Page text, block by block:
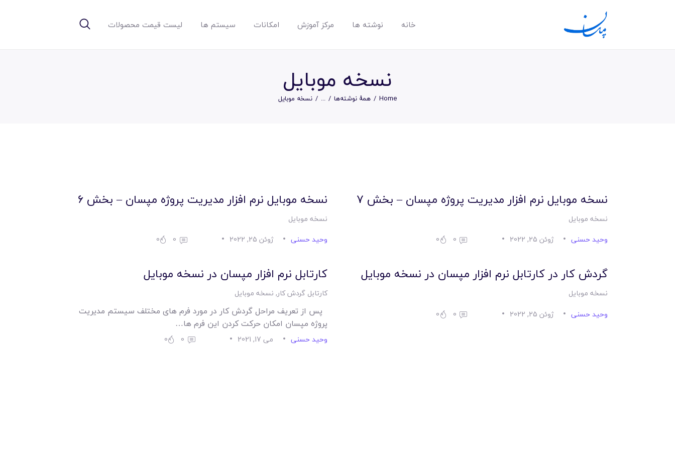
خانه نوشته ها مرکز آموزش امکانات سیستم ها لیست قیمت محصولات
نسخه موبایل
Home همهٔ نوشته‌ها ... نسخه موبایل
مرکز آموزش
امکانات
سیستم ها
لیست قیمت محصولات
نسخه موبایل نرم افزار مدیریت پروژه مپسان – بخش 7
نسخه موبایل
وحید حسنی
ژوئن 25, 2022 0
0
نسخه موبایل نرم افزار مدیریت پروژه مپسان – بخش 6
نسخه موبایل
وحید حسنی
ژوئن 25, 2022 0
0
گردش کار در کارتابل نرم افزار مپسان در نسخه موبایل
نسخه موبایل
وحید حسنی
ژوئن 25, 2022 0
0
کارتابل نرم افزار مپسان در نسخه موبايل
کارتابل گردش کار, نسخه موبایل
پس از تعریف مراحل گردش کار در مورد فرم های مختلف سیستم مدیریت
پروژه مپسان امکان حرکت کردن این فرم ها…
وحید حسنی می 17, 2021 0
0